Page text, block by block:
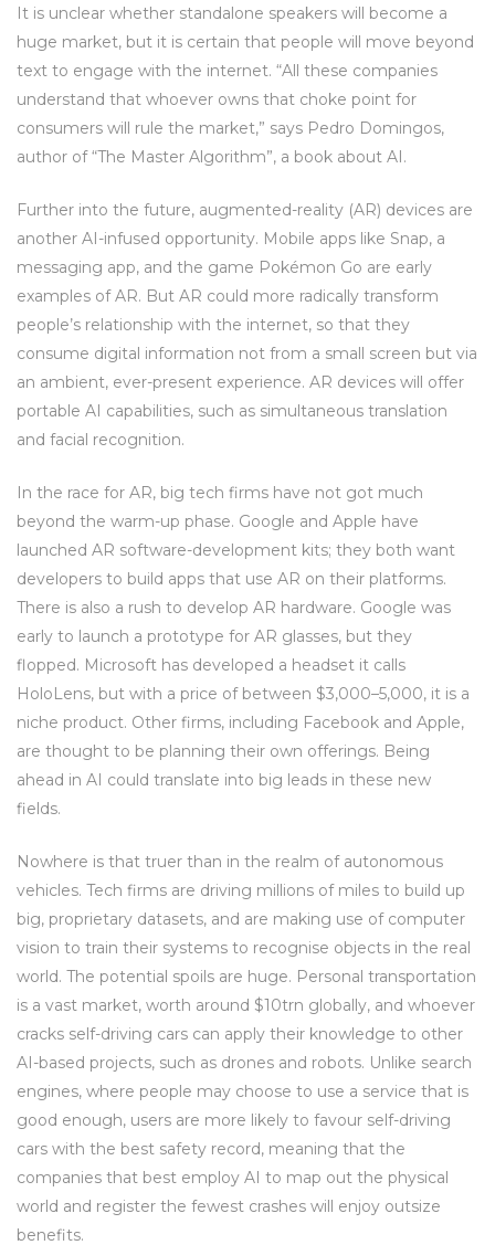
It is unclear whether standalone speakers will become a
huge market, but it is certain that people will move beyond
text to engage with the internet. “All these companies
understand that whoever owns that choke point for
consumers will rule the market,” says Pedro Domingos,
author of “The Master Algorithm”, a book about AI.
Further into the future, augmented-reality (AR) devices are
another AI-infused opportunity. Mobile apps like Snap, a
messaging app, and the game Pokémon Go are early
examples of AR. But AR could more radically transform
people’s relationship with the internet, so that they
consume digital information not from a small screen but via
an ambient, ever-present experience. AR devices will offer
portable AI capabilities, such as simultaneous translation
and facial recognition.
In the race for AR, big tech firms have not got much
beyond the warm-up phase. Google and Apple have
launched AR software-development kits; they both want
developers to build apps that use AR on their platforms.
There is also a rush to develop AR hardware. Google was
early to launch a prototype for AR glasses, but they
flopped. Microsoft has developed a headset it calls
HoloLens, but with a price of between $3,000–5,000, it is a
niche product. Other firms, including Facebook and Apple,
are thought to be planning their own offerings. Being
ahead in AI could translate into big leads in these new
fields.
Nowhere is that truer than in the realm of autonomous
vehicles. Tech firms are driving millions of miles to build up
big, proprietary datasets, and are making use of computer
vision to train their systems to recognise objects in the real
world. The potential spoils are huge. Personal transportation
is a vast market, worth around $10trn globally, and whoever
cracks self-driving cars can apply their knowledge to other
AI-based projects, such as drones and robots. Unlike search
engines, where people may choose to use a service that is
good enough, users are more likely to favour self-driving
cars with the best safety record, meaning that the
companies that best employ AI to map out the physical
world and register the fewest crashes will enjoy outsize
benefits.